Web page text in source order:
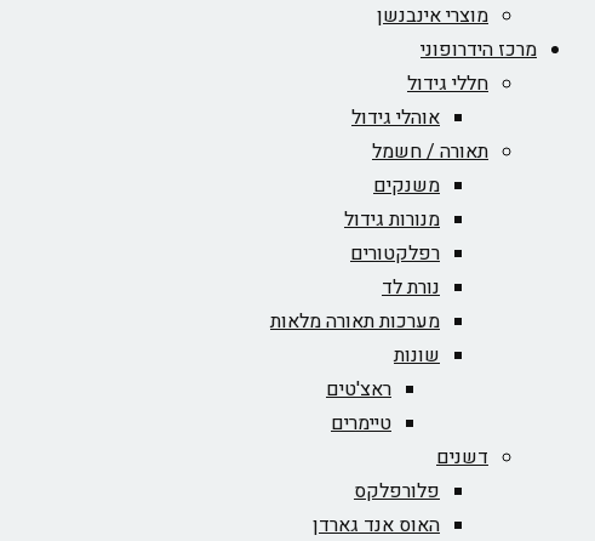
מוצרי אינבנשן
מרכז הידרופוני
חללי גידול
אוהלי גידול
תאורה / חשמל
משנקים
מנורות גידול
רפלקטורים
נורת לד
מערכות תאורה מלאות
שונות
ראצ'טים
טיימרים
דשנים
פלורפלקס
האוס אנד גארדן